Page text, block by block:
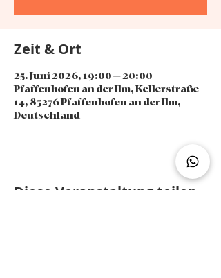
Zeit & Ort
25. Juni 2026, 19:00 – 20:00
Pfaffenhofen an der Ilm, Kellerstraße
14, 85276 Pfaffenhofen an der Ilm,
Deutschland
Diese Veranstaltung teilen